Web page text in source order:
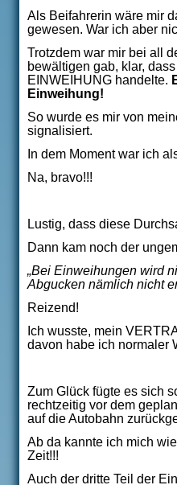
Als Beifahrerin wäre mir
gewesen. War ich aber
Trotzdem war mir bei all
bewältigen gab, klar,
EINWEIHUNG handelte.
Einweihung!
So wurde es mir von
signalisiert.
In dem Moment war ich
Na, bravo!!!
Lustig, dass diese
Dann kam noch der
„Bei Einweihungen wird
Abgucken nämlich nicht
Reizend!
Ich wusste, mein
davon habe ich normaler
Zum Glück fügte es sich
rechtzeitig vor dem
auf die Autobahn
Ab da kannte ich mich
Zeit!!!
Auch der dritte Teil der